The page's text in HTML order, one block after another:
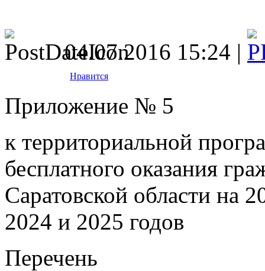
04.07.2016 15:24 |
Нравится
Приложение № 5
к территориальной
бесплатного оказания
Саратовской области на
2024 и 2025 годов
Перечень